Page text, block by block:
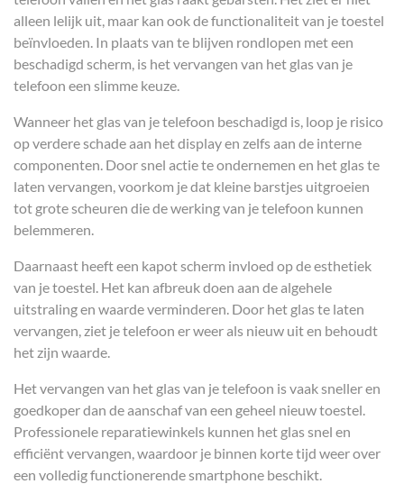
alleen lelijk uit, maar kan ook de functionaliteit van je toestel
beïnvloeden. In plaats van te blijven rondlopen met een
beschadigd scherm, is het vervangen van het glas van je
telefoon een slimme keuze.
Wanneer het glas van je telefoon beschadigd is, loop je risico
op verdere schade aan het display en zelfs aan de interne
componenten. Door snel actie te ondernemen en het glas te
laten vervangen, voorkom je dat kleine barstjes uitgroeien
tot grote scheuren die de werking van je telefoon kunnen
belemmeren.
Daarnaast heeft een kapot scherm invloed op de esthetiek
van je toestel. Het kan afbreuk doen aan de algehele
uitstraling en waarde verminderen. Door het glas te laten
vervangen, ziet je telefoon er weer als nieuw uit en behoudt
het zijn waarde.
Het vervangen van het glas van je telefoon is vaak sneller en
goedkoper dan de aanschaf van een geheel nieuw toestel.
Professionele reparatiewinkels kunnen het glas snel en
efficiënt vervangen, waardoor je binnen korte tijd weer over
een volledig functionerende smartphone beschikt.